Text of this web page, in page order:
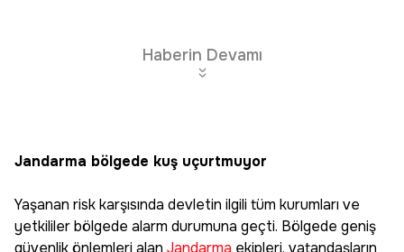
Haberin Devamı
Jandarma bölgede kuş uçurtmuyor
Yaşanan risk karşısında devletin ilgili tüm kurumları ve
yetkililer bölgede alarm durumuna geçti. Bölgede geniş
güvenlik önlemleri alan Jandarma ekipleri, vatandaşların